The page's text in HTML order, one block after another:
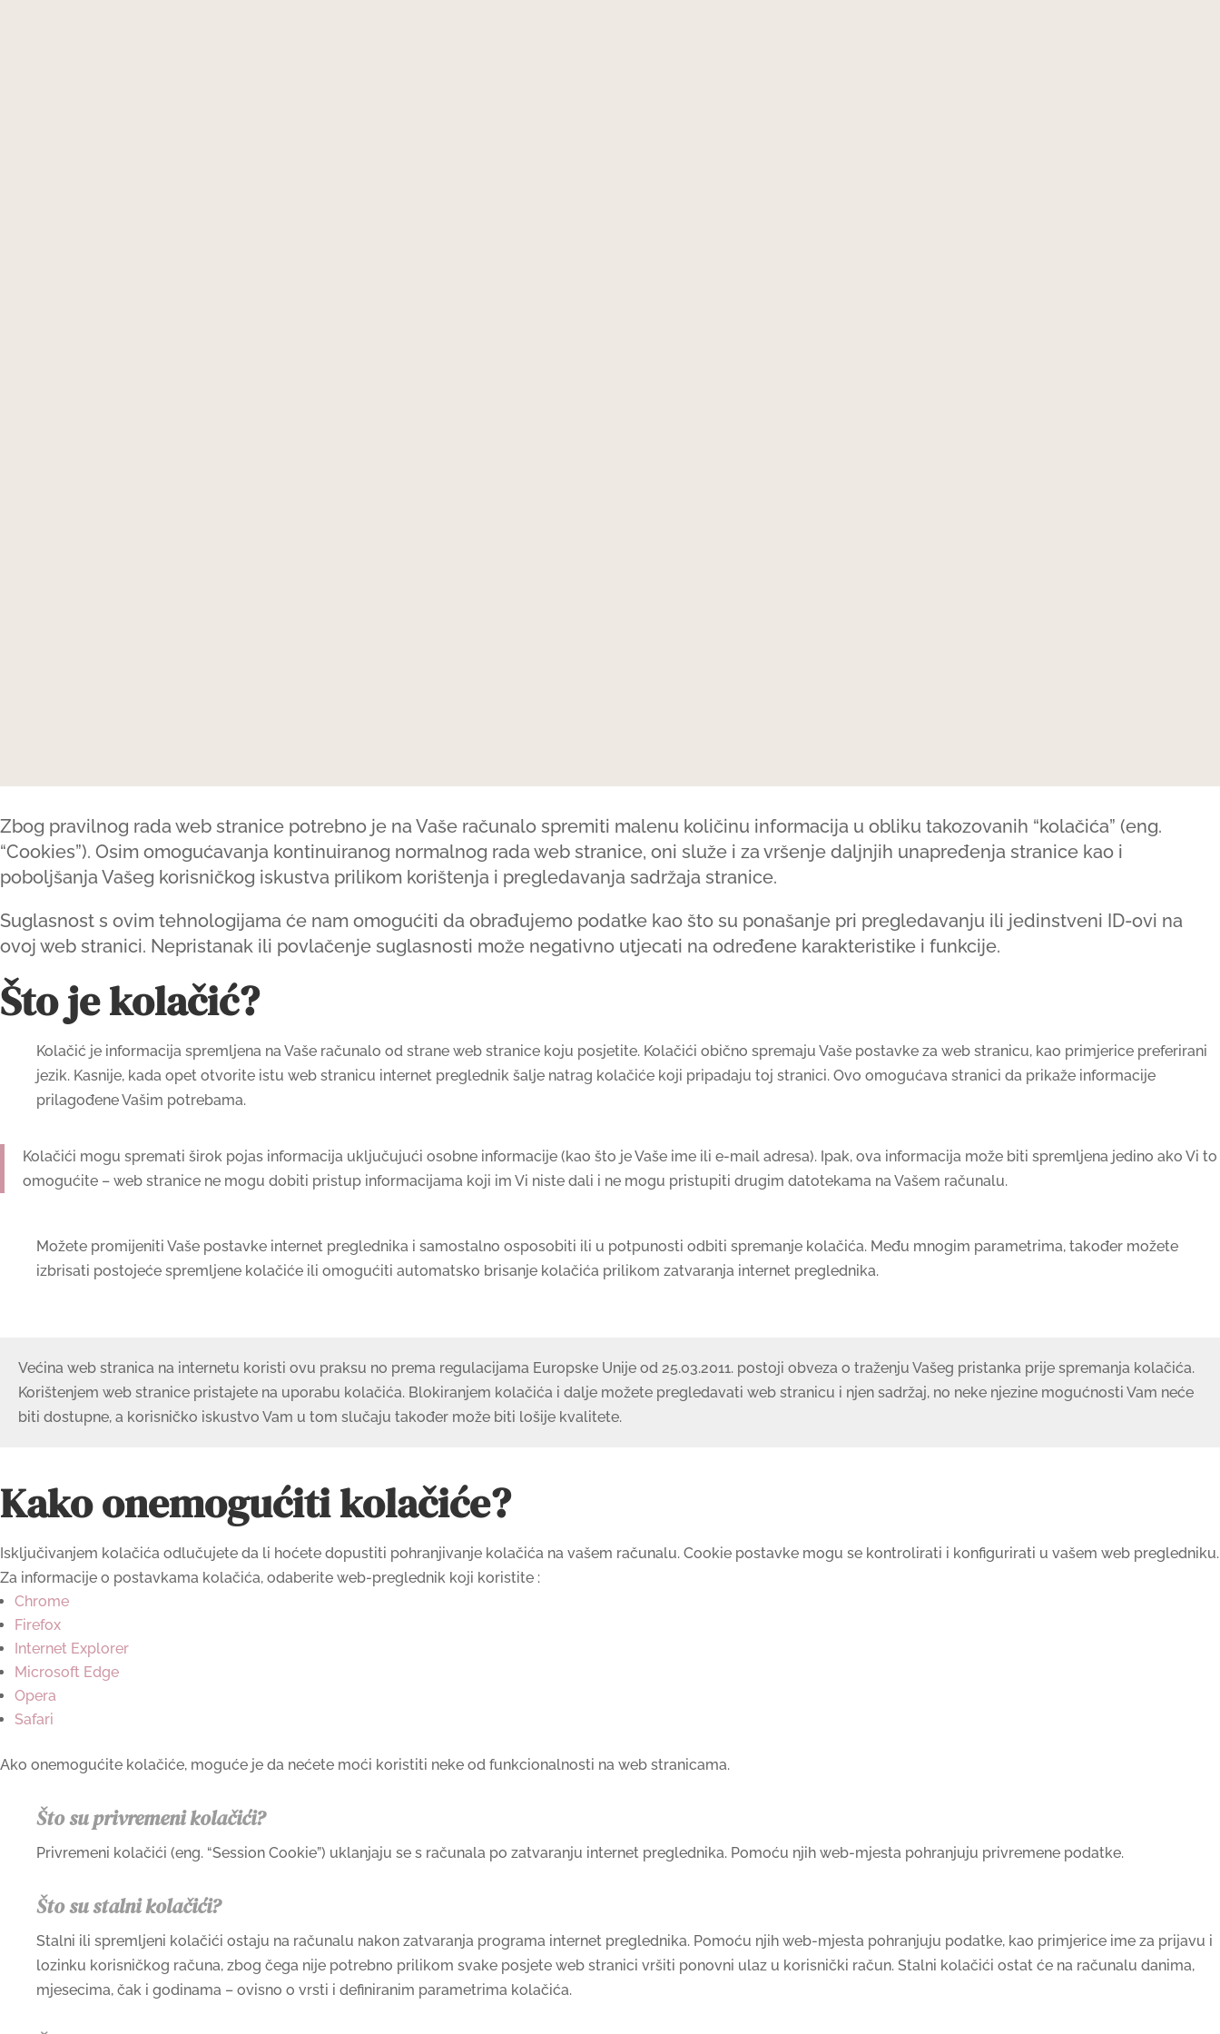
Zbog pravilnog rada web stranice potrebno je na Vaše računalo spremiti malenu količinu informacija u obliku takozovanih “kolačića” (eng.
“Cookies”). Osim omogućavanja kontinuiranog normalnog rada web stranice, oni služe i za vršenje daljnjih unapređenja stranice kao i
poboljšanja Vašeg korisničkog iskustva prilikom korištenja i pregledavanja sadržaja stranice.
Suglasnost s ovim tehnologijama će nam omogućiti da obrađujemo podatke kao što su ponašanje pri pregledavanju ili jedinstveni ID-ovi na
ovoj web stranici. Nepristanak ili povlačenje suglasnosti može negativno utjecati na određene karakteristike i funkcije.
Što je kolačić?
Kolačić je informacija spremljena na Vaše računalo od strane web stranice koju posjetite. Kolačići obično spremaju Vaše postavke za web stranicu, kao primjerice preferirani
jezik. Kasnije, kada opet otvorite istu web stranicu internet preglednik šalje natrag kolačiće koji pripadaju toj stranici. Ovo omogućava stranici da prikaže informacije
prilagođene Vašim potrebama.
Kolačići mogu spremati širok pojas informacija uključujući osobne informacije (kao što je Vaše ime ili e-mail adresa). Ipak, ova informacija može biti spremljena jedino ako Vi to
omogućite – web stranice ne mogu dobiti pristup informacijama koji im Vi niste dali i ne mogu pristupiti drugim datotekama na Vašem računalu.
Možete promijeniti Vaše postavke internet preglednika i samostalno osposobiti ili u potpunosti odbiti spremanje kolačića. Među mnogim parametrima, također možete
izbrisati postojeće spremljene kolačiće ili omogućiti automatsko brisanje kolačića prilikom zatvaranja internet preglednika.
Većina web stranica na internetu koristi ovu praksu no prema regulacijama Europske Unije od 25.03.2011. postoji obveza o traženju Vašeg pristanka prije spremanja kolačića.
Korištenjem web stranice pristajete na uporabu kolačića. Blokiranjem kolačića i dalje možete pregledavati web stranicu i njen sadržaj, no neke njezine mogućnosti Vam neće
biti dostupne, a korisničko iskustvo Vam u tom slučaju također može biti lošije kvalitete.
Kako onemogućiti kolačiće?
Isključivanjem kolačića odlučujete da li hoćete dopustiti pohranjivanje kolačića na vašem računalu. Cookie postavke mogu se kontrolirati i konfigurirati u vašem web pregledniku.
Za informacije o postavkama kolačića, odaberite web-preglednik koji koristite :
Chrome
Firefox
Internet Explorer
Microsoft Edge
Opera
Safari
Ako onemogućite kolačiće, moguće je da nećete moći koristiti neke od funkcionalnosti na web stranicama.
Što su privremeni kolačići?
Privremeni kolačići (eng. “Session Cookie”) uklanjaju se s računala po zatvaranju internet preglednika. Pomoću njih web-mjesta pohranjuju privremene podatke.
Što su stalni kolačići?
Stalni ili spremljeni kolačići ostaju na računalu nakon zatvaranja programa internet preglednika. Pomoću njih web-mjesta pohranjuju podatke, kao primjerice ime za prijavu i
lozinku korisničkog računa, zbog čega nije potrebno prilikom svake posjete web stranici vršiti ponovni ulaz u korisnički račun. Stalni kolačići ostat će na računalu danima,
mjesecima, čak i godinama – ovisno o vrsti i definiranim parametrima kolačića.